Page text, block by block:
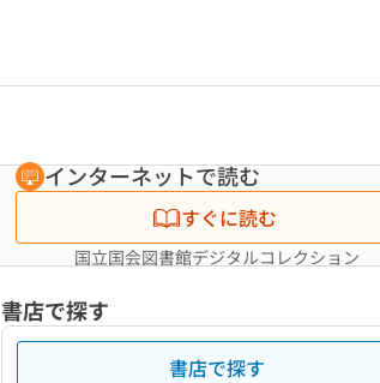
インターネットで読む
すぐに読む
国立国会図書館デジタルコレクション
書店で探す
書店で探す